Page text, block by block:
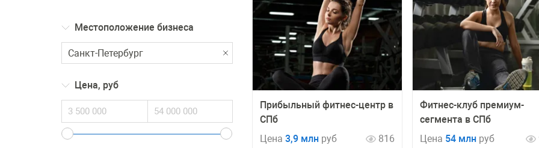
Местоположение бизнеса
Цена, руб
Прибыльный фитнес-центр в
СПб
Цена 3,9 млн руб 816
Фитнес-клуб премиум-
сегмента в СПб
Цена 54 млн руб